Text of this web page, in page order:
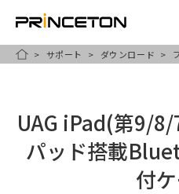
HOME
サポート ダウンロード
UAG iPad(第9/
パッド搭載
付